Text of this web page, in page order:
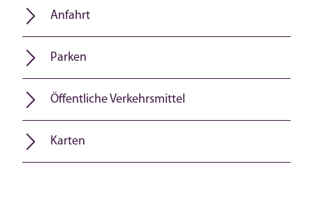
Anfahrt
Parken
Öffentliche Verkehrsmittel
Karten